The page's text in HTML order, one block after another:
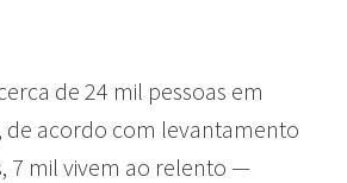
de 24 mil pessoas em
de acordo com levantamento
7 mil vivem ao relento —